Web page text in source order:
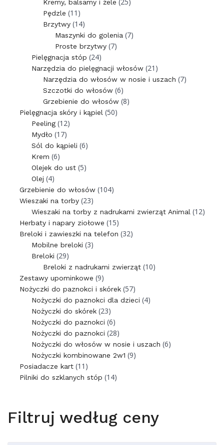
Kremy, balsamy i żele (25)
Pędzle (11)
Brzytwy (14)
Maszynki do golenia (7)
Proste brzytwy (7)
Pielęgnacja stóp (24)
Narzędzia do pielęgnacji włosów (21)
Narzędzia do włosów w nosie i uszach (7)
Szczotki do włosów (6)
Grzebienie do włosów (8)
Pielęgnacja skóry i kąpiel (50)
Peeling (12)
Mydło (17)
Sól do kąpieli (6)
Krem (6)
Olejek do ust (5)
Olej (4)
Grzebienie do włosów (104)
Wieszaki na torby (23)
Wieszaki na torby z nadrukami zwierząt Animal (12)
Herbaty i napary ziołowe (15)
Breloki i zawieszki na telefon (32)
Mobilne breloki (3)
Breloki (29)
Breloki z nadrukami zwierząt (10)
Zestawy upominkowe (9)
Nożyczki do paznokci i skórek (57)
Nożyczki do paznokci dla dzieci (4)
Nożyczki do skórek (23)
Nożyczki do paznokci (6)
Nożyczki do paznokci (28)
Nożyczki do włosów w nosie i uszach (6)
Nożyczki kombinowane 2w1 (9)
Posiadacze kart (11)
Pilniki do szklanych stóp (14)
Filtruj według ceny